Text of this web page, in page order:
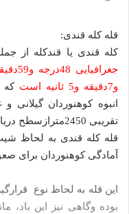
قله کله قندی:
کله قندی یا قندکله از
و7دقیقه و5 ثانیه است
که
انبوه کوهنوردان
تقریبی 2450مترازسطح دریاواقع است.
قله کله قندی به لحاظ
آمادگی کوهنوردان برای
این قله به لحاظ نوع
بوده وگاهی نیز این باد،